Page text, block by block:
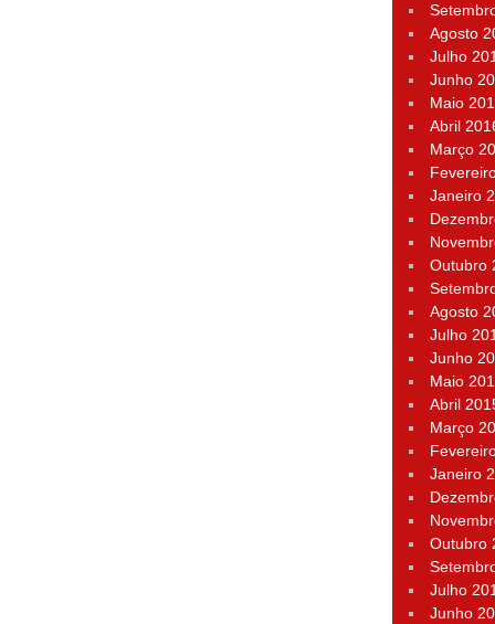
Agosto
Julho
Junho
Maio
Abril
Março
Janeiro
Outubro
Agosto
Julho
Junho
Maio
Abril
Março
Janeiro
Outubro
Julho
Junho